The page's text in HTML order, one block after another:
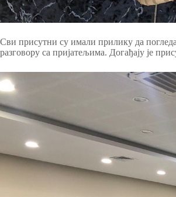
Сви присутни су имали прилику да
разговору са пријатељима. Догађају је